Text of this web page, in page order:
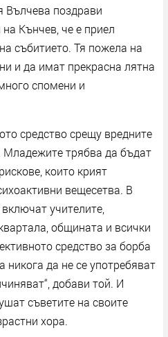
Вълчева поздрави
Кънчев, че е приел
събитието. Тя пожела на
и да имат прекрасна лятна
спомени и
средство срещу вредните
Младежите трябва да бъдат
които крият
вещесетва. В
учителите,
общината и всички
средство за борба
никога да не се употребяват
добави той. И
съветите на своите
хора.